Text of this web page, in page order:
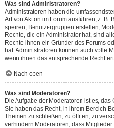
Was sind Administratoren?
Administratoren haben die
Art von Aktion im Forum ausführen; z. B.
sperren, Benutzergruppen erstellen,
Rechte, die ein Administrator hat, sind
Rechte ihnen ein Gründer des Forums
hat. Administratoren können auch volle
wenn ihnen das entsprechende Recht
Nach oben
Was sind Moderatoren?
Die Aufgabe der Moderatoren ist es,
Sie haben das Recht, in ihrem Bereich
Themen zu schließen, zu öffnen, zu
verhindern Moderatoren, dass Mitglieder